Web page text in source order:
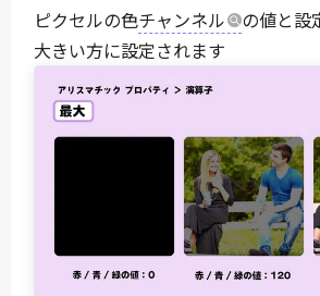
ピクセルの色チャンネル
の値と設
大きい方に設定されます